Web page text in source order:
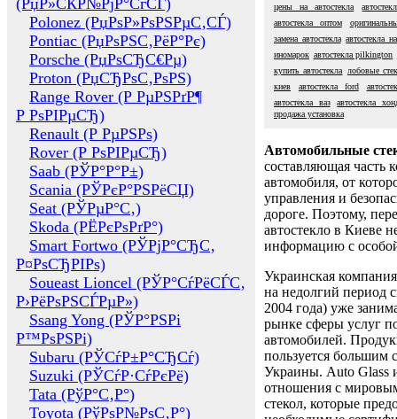
(РџР»СЌР№РјР°СѓСЃ)
Polonez (РџРѕР»РѕРЅРµС‚СЃ)
Pontiac (РџРѕРЅС‚РёР°Рє)
Porsche (РџРѕСЂС€Рµ)
Proton (РџСЂРѕС‚РѕРЅ)
Range Rover (Р РµРЅРґР¶
Р РѕРІРµСЂ)
Renault (Р РµРЅРѕ)
Rover (Р РѕРІРµСЂ)
Saab (РЎР°Р°Р±)
Scania (РЎРєР°РЅРёСЏ)
Seat (РЎРµР°С‚)
Skoda (РЁРєРѕРґР°)
Smart Fortwo (РЎРјР°СЂС‚
Р¤РѕСЂРІРѕ)
Soueast Lioncel (РЎР°СѓРёСЃС‚
Р›РёРѕРЅСЃРµР»)
Ssang Yong (РЎР°РЅРі
Р™РѕРЅРі)
Subaru (РЎСѓР±Р°СЂСѓ)
Suzuki (РЎСѓР·СѓРєРё)
Tata (РўР°С‚Р°)
Toyota (РўРѕР№РѕС‚Р°)
цены на автостекла
автостекла оптом
замена автостекла автостекла
иномарок автостекла pilkington
купить автостекла
лобовые
киев
автостекла ford
автостекла ваз
автостекла
продажа установка
Автомобильные
составляющая часть
автомобиля, от
управления и
дороге. Поэтому,
автостекло в Киеве
информацию с
Украинская
на недолгий период
2004 года) уже
рынке сферы услуг
автомобилей.
пользуется большим
Украины. Auto Glass
отношения с
стекол, которые